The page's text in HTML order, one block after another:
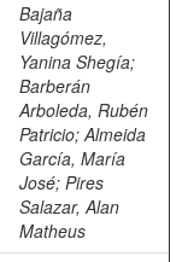
Bajaña
Villagómez,
Yanina Shegía;
Barberán
Arboleda, Rubén
Patricio;Almeida
García, María
José; Pires
Salazar, Alan
Matheus